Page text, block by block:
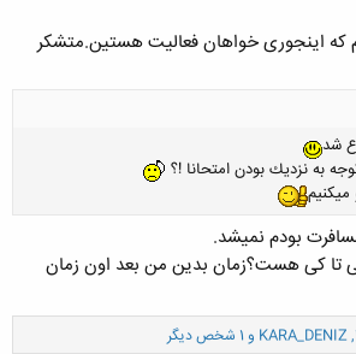
اینجوری خواهان فعالیت هستین.متشکر
شد
به نزديك بودن امتحانا !؟
بودم نمیشد.
تا کی هست؟زمان بدین من بعد اون زمان
,
KARA_DENIZ و 1 شخص دیگر